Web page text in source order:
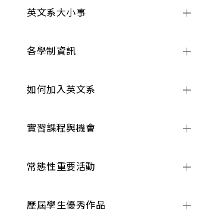
英文系大小事
各學制資訊
如何加入英文系
實習課程與機會
常態性重要活動
歷屆學生優秀作品